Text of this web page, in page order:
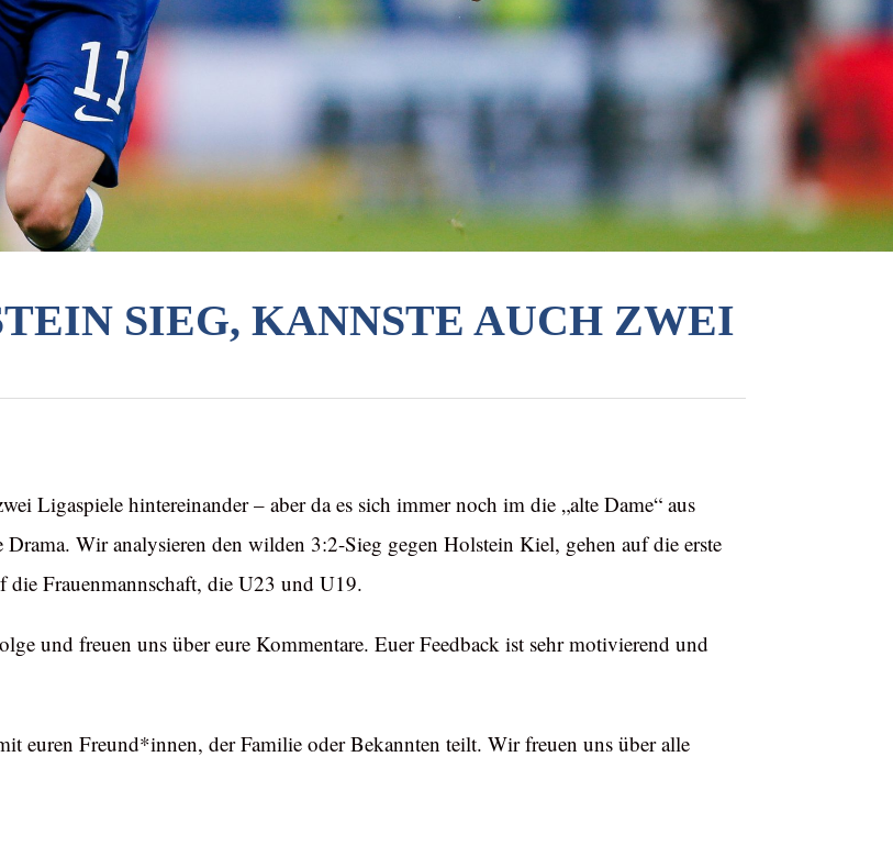
SIEG, KANNSTE AUCH ZWEI
Ligaspiele hintereinander – aber da es sich immer noch im die „alte Dame“ aus
Wir analysieren den wilden 3:2-Sieg gegen Holstein Kiel, gehen auf die erste
Frauenmannschaft, die U23 und U19.
und freuen uns über eure Kommentare. Euer Feedback ist sehr motivierend und
euren Freund*innen, der Familie oder Bekannten teilt. Wir freuen uns über alle